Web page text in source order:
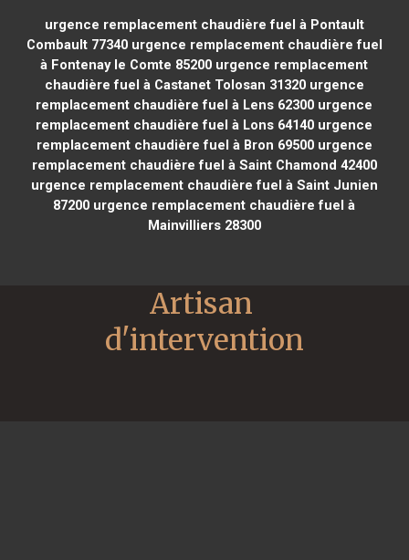
urgence remplacement chaudière fuel à Pontault
Combault 77340urgence remplacement chaudière fuel
à Fontenay le Comte 85200 urgence remplacement
chaudière fuel à Castanet Tolosan 31320urgence
remplacement chaudière fuel à Lens 62300 urgence
remplacement chaudière fuel à Lons 64140 urgence
remplacement chaudière fuel à Bron 69500urgence
remplacement chaudière fuel à Saint Chamond 42400
urgence remplacement chaudière fuel à Saint Junien
87200 urgence remplacement chaudière fuel à
Mainvilliers 28300
Artisan
d'intervention